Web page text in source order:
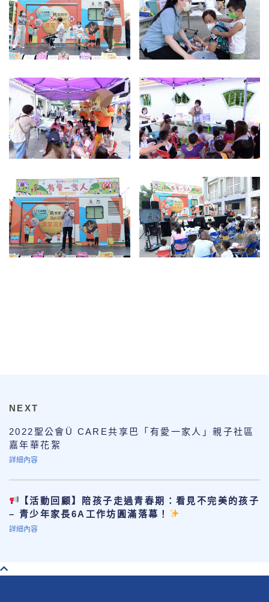
NEXT
2022聖公會Ü CARE共享巴「有愛一家人」親子社區
嘉年華花絮
詳細內容
【活動回顧】陪孩子走過青春期：看見不完美的孩子
– 青少年家長6A工作坊圓滿落幕！
詳細內容